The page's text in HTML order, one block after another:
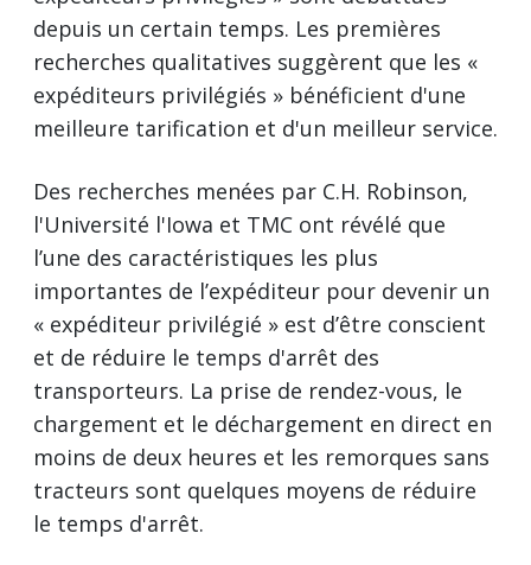
depuis un certain temps. Les premières
recherches qualitatives suggèrent que les «
expéditeurs privilégiés » bénéficient d'une
meilleure tarification et d'un meilleur service.
Des recherches menées par C.H. Robinson,
l'Université l'Iowa et TMC ont révélé que
l’une des caractéristiques les plus
importantes de l’expéditeur pour devenir un
« expéditeur privilégié » est d’être conscient
et de réduire le temps d'arrêt des
transporteurs. La prise de rendez-vous, le
chargement et le déchargement en direct en
moins de deux heures et les remorques sans
tracteurs sont quelques moyens de réduire
le temps d'arrêt.